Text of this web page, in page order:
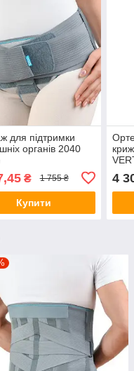
для підтримки
органів 2040
₴ 1 755 ₴
Купити
4